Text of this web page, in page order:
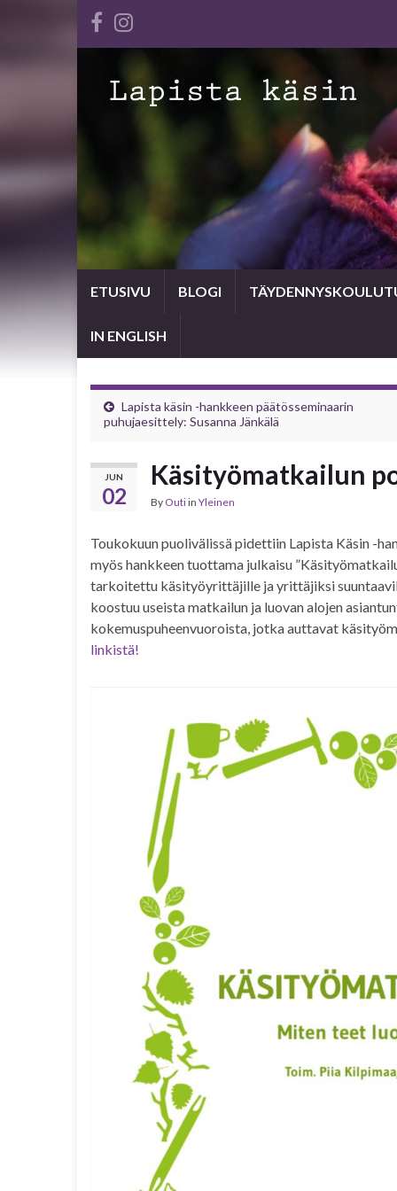
ETUSIVU BLOGI
IN ENGLISH
Lapista käsin -hankkeen päätösseminaarin
puhujaesittely: Susanna Jänkälä
JUN
02
Käsityömatkailun
By Outiin Yleinen
Toukokuun puolivälissä pidettiin Lapista Käsin -
myös hankkeen tuottama julkaisu
tarkoitettu käsityöyrittäjille ja yrittäjiksi
koostuu useista matkailun ja luovan alojen
kokemuspuheenvuoroista, jotka auttavat
linkistä!